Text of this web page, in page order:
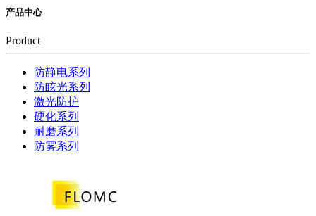
产品中心
Product
防静电系列
防眩光系列
激光防护
硬化系列
耐磨系列
防雾系列